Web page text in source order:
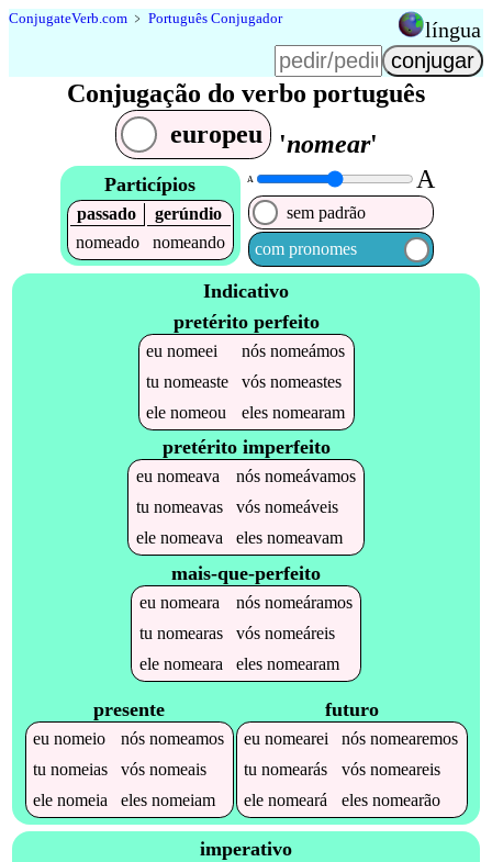
ConjugateVerb.com ﹥ Português Conjugador língua
Conjugação do verbo português
europeu
'nomear'
Particípios
passado
gerúndio
nomeado
nomeando
A A
sem padrão
com pronomes
Indicativo
pretérito perfeito
eunomeei nósnomeámos
tunomeaste vósnomeastes
elenomeou elesnomearam
pretérito imperfeito
eu nomeava nós nomeávamos
tu nomeavas vós nomeáveis
ele nomeava eles nomeavam
mais-que-perfeito
eu nomeara nós nomeáramos
tu nomearas vós nomeáreis
ele nomeara eles nomearam
presente
eunomeio nósnomeamos
tunomeias vósnomeais
elenomeia elesnomeiam
futuro
eunomearei nósnomearemos
tunomearás vósnomeareis
elenomeará elesnomearão
imperativo